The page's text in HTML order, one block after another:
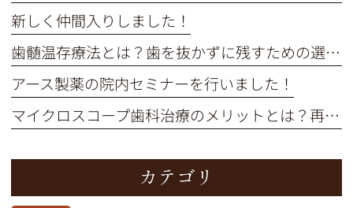
新しく仲間入りしました！
歯髄温存療法とは？歯を抜かずに残すための選択肢を解説
アース製薬の院内セミナーを行いました！
マイクロスコープ歯科治療のメリットとは？再治療を防ぎ歯を残す精密治療
カテゴリ